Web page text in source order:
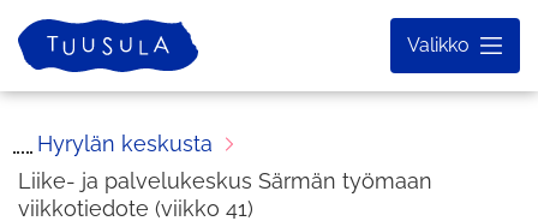
Siirry
sisältöön
Etusivu
Valikko
Hyrylän keskusta
Liike- ja palvelukeskus Särmän työmaan
viikkotiedote (viikko 41)